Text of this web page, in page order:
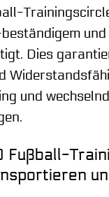
Dies
und
Fußball-